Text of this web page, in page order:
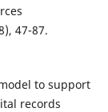
47-87.
to support
records